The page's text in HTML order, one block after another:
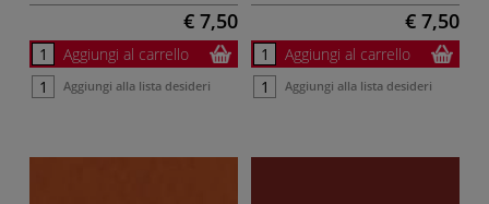
€ 7,50
Aggiungi al carrello
Aggiungi alla lista desideri
€ 7,50
Aggiungi al carrello
Aggiungi alla lista desideri